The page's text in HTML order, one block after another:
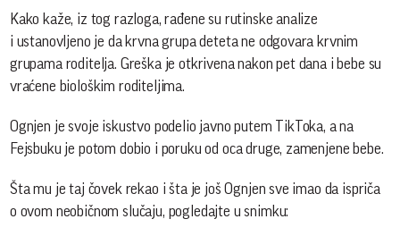
Kako kaže, iz tog razloga, rađene su rutinske analize
i ustanovljeno je da krvna grupa deteta ne odgovara krvnim
grupama roditelja. Greška je otkrivena nakon pet dana i bebe su
vraćene biološkim roditeljima.
Ognjen je svoje iskustvo podelio javno putem TikToka, a na
Fejsbuku je potom dobio i poruku od oca druge, zamenjene bebe.
Šta mu je taj čovek rekao i šta je još Ognjen sve imao da ispriča
o ovom neobičnom slučaju, pogledajte u snimku: